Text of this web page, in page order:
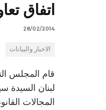
اتفاق
28/02/2014
الاخبار والبيانات
قام المجلس
لبنان السيدة
المجالات